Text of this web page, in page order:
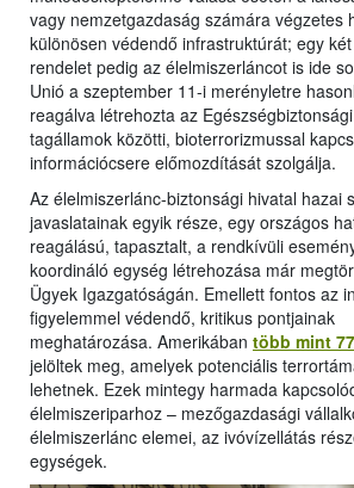
vagy nemzetgazdaság számára végzetes
különösen védendő infrastruktúrát; egy
rendelet pedig az élelmiszerláncot is ide
Unió a szeptember 11-i merényletre
reagálva létrehozta az
tagállamok közötti, bioterrorizmussal
információcsere előmozdítását szolgálja.
Az élelmiszerlánc-biztonsági hivatal hazai
javaslatainak egyik része, egy országos
reagálású, tapasztalt, a rendkívüli
koordináló egység létrehozása már
Ügyek Igazgatóságán. Emellett fontos az
figyelemmel védendő, kritikus pontjainak
meghatározása. Amerikában több mint
jelöltek meg, amelyek potenciális
lehetnek. Ezek mintegy harmada
élelmiszeriparhoz – mezőgazdasági
élelmiszerlánc elemei, az ivóvízellátás
egységek.